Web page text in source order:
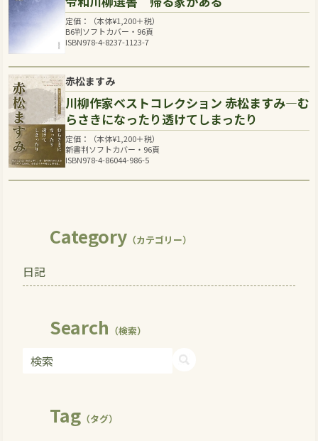
定価：（本体¥1,200＋税）
B6判ソフトカバー・96頁
ISBN978-4-8237-1123-7
赤松ますみ
川柳作家ベストコレクション 赤松ますみ―む
らさきになったり透けてしまったり
定価：（本体¥1,200＋税）
新書判ソフトカバー・96頁
ISBN978-4-86044-986-5
Category（カテゴリー）
日記
Search （検索）
Tag（タグ）